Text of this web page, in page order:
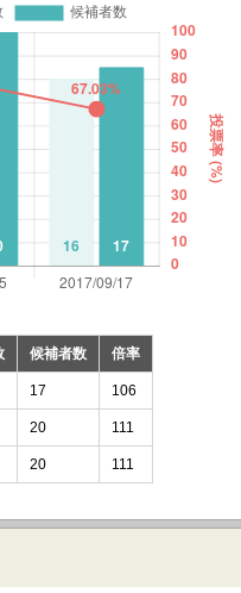
候補者数 倍率
17 106
20 111
20 111